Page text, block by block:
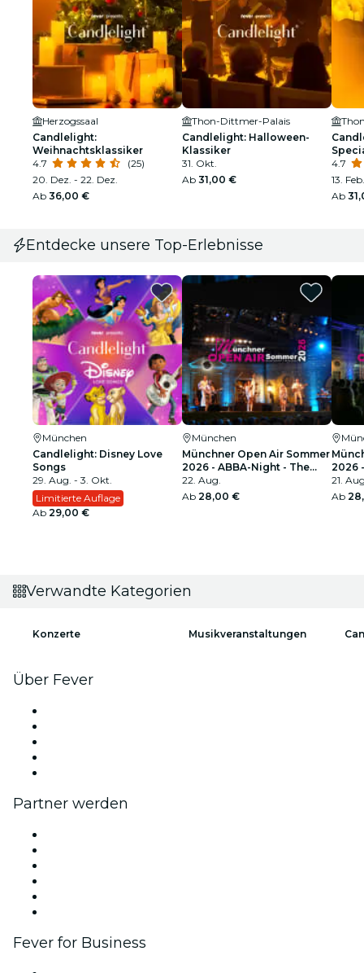
Herzogssaal
Candlelight:
Weihnachtsklassiker
4.7
(25)
20. Dez. - 22. Dez.
Ab 36,00 €
Thon-Dittmer-Palais
Candlelight: Halloween-
Klassiker
31. Okt.
Ab 31,00 €
4.7
13. Feb.
Ab
Entdecke unsere Top-Erlebnisse
München
Candlelight: Disney Love
Songs
29. Aug. - 3. Okt.
Limitierte Auflage
Ab 29,00 €
München
Münchner Open Air Sommer
2026 - ABBA-Night - The
Tribute Concert
22. Aug.
Ab 28,00 €
2026
21.
Ab
Verwandte Kategorien
Konzerte Musikveranstaltungen
Über Fever
Partner werden
Fever for Business